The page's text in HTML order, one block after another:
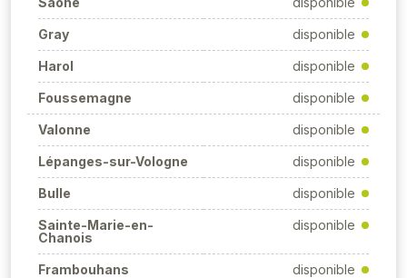
Gray disponible
Harol disponible
Foussemagne disponible
Valonne disponible
Lépanges-sur-Vologne disponible
Bulle disponible
Sainte-Marie-en-
Chanois
disponible
Frambouhans disponible